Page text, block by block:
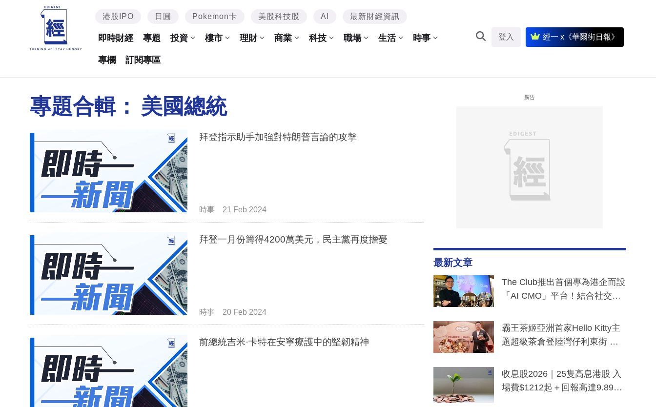
港股IPO 日圓 Pokemon卡 美股科技股 AI 最新財經資訊
即時財經 專題 投資 樓市 理財 商業 科技 職場 生活 時事
專欄 訂閱專區
登入 經一 x《華爾街日報》
專題合輯： 美國總統
拜登指示助手加強對特朗普言論的攻擊
時事 21 Feb 2024
拜登一月份籌得4200萬美元，民主黨再度擔憂
時事 20 Feb 2024
前總統吉米·卡特在安寧療護中的堅韌精神
廣告
最新文章
The Club推出首個專為港企而設
「AI CMO」平台！結合社交聆
分鐘生成「貼地」宣傳短片
霸王茶姬亞洲首家Hello Kitty主
題超級茶倉登陸灣仔利東街 推
y及香港限定特調系列
收息股2026｜25隻高息港股 入
場費$1212起＋回報高達9.89